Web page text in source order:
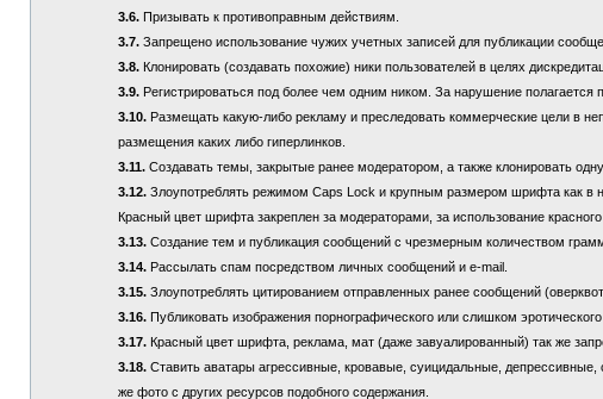
3.6.Призывать к противоправным действиям.
3.7.Запрещено использование чужих учетных записей для публикации
3.8.Клонировать (создавать похожие) ники пользователей в целях
3.9.Регистрироваться под более чем одним ником. За нарушение полагается
3.10.Размещать какую-либо рекламу и преследовать коммерческие цели в
размещения каких либо гиперлинков.
3.11.Создавать темы, закрытые ранее модератором, а также клонировать
3.12.Злоупотреблять режимом Caps Lock и крупным размером шрифта как в
Красный цвет шрифта закреплен за модераторами, за использование
3.13.Создание тем и публикация сообщений с чрезмерным количеством
3.14.Рассылать спам посредством личных сообщений и e-mail.
3.15.Злоупотреблять цитированием отправленных ранее сообщений
3.16.Публиковать изображения порнографического или слишком эротического
3.17.Красный цвет шрифта, реклама, мат (даже завуалированный) так же
3.18.Ставить аватары агрессивные, кровавые, суицидальные, депрессивные,
же фото с других ресурсов подобного содержания.